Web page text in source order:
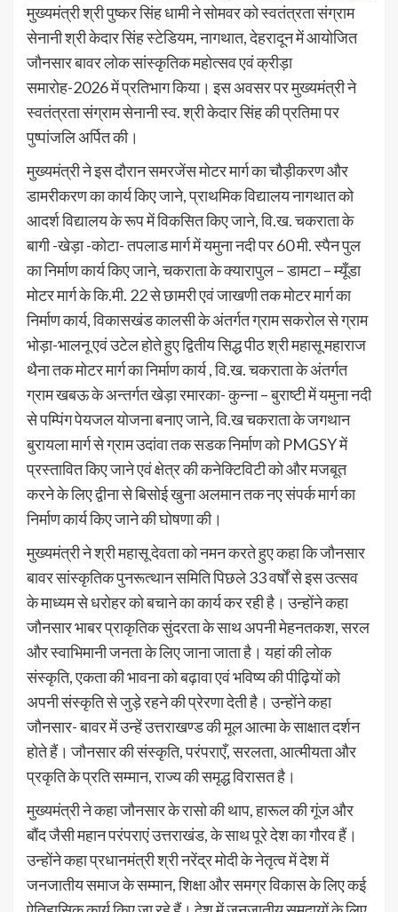
मुख्यमंत्री श्री पुष्कर सिंह धामी ने सोमवर को स्वतंत्रता संग्राम
सेनानी श्री केदार सिंह स्टेडियम, नागथात, देहरादून में आयोजित
जौनसार बावर लोक सांस्कृतिक महोत्सव एवं क्रीड़ा
समारोह-2026 में प्रतिभाग किया। इस अवसर पर मुख्यमंत्री ने
स्वतंत्रता संग्राम सेनानी स्व. श्री केदार सिंह की प्रतिमा पर
पुष्पांजलि अर्पित की।
मुख्यमंत्री ने इस दौरान समरजेंस मोटर मार्ग का चौड़ीकरण और
डामरीकरण का कार्य किए जाने, प्राथमिक विद्यालय नागथात को
आदर्श विद्यालय के रूप में विकसित किए जाने, वि.ख. चकराता के
बागी -खेड़ा -कोटा- तपलाड मार्ग में यमुना नदी पर 60 मी. स्पैन पुल
का निर्माण कार्य किए जाने, चकराता के क्यारापुल – डामटा – म्यूँडा
मोटर मार्ग के कि.मी. 22 से छामरी एवं जाखणी तक मोटर मार्ग का
निर्माण कार्य, विकासखंड कालसी के अंतर्गत ग्राम सकरोल से ग्राम
भोड़ा-भालनू एवं उटेल होते हुए द्वितीय सिद्ध पीठ श्री महासू महाराज
थैना तक मोटर मार्ग का निर्माण कार्य , वि.ख. चकराता के अंतर्गत
ग्राम खबऊ के अन्तर्गत खेड़ा रमारका- कुन्ना – बुराष्टी में यमुना नदी
से पम्पिंग पेयजल योजना बनाए जाने, वि.ख चकराता के जगथान
बुरायला मार्ग से ग्राम उदांवा तक सडक निर्माण को PMGSY में
प्रस्तावित किए जाने एवं क्षेत्र की कनेक्टिविटी को और मजबूत
करने के लिए द्वीना से बिसोई खुना अलमान तक नए संपर्क मार्ग का
निर्माण कार्य किए जाने की घोषणा की।
मुख्यमंत्री ने श्री महासू देवता को नमन करते हुए कहा कि जौनसार
बावर सांस्कृतिक पुनरूत्थान समिति पिछले 33 वर्षों से इस उत्सव
के माध्यम से धरोहर को बचाने का कार्य कर रही है। उन्होंने कहा
जौनसार भाबर प्राकृतिक सुंदरता के साथ अपनी मेहनतकश, सरल
और स्वाभिमानी जनता के लिए जाना जाता है। यहां की लोक
संस्कृति, एकता की भावना को बढ़ावा एवं भविष्य की पीढ़ियों को
अपनी संस्कृति से जुड़े रहने की प्रेरणा देती है। उन्होंने कहा
जौनसार- बावर में उन्हें उत्तराखण्ड की मूल आत्मा के साक्षात दर्शन
होते हैं। जौनसार की संस्कृति, परंपराएँ, सरलता, आत्मीयता और
प्रकृति के प्रति सम्मान, राज्य की समृद्ध विरासत है।
मुख्यमंत्री ने कहा जौनसार के रासो की थाप, हारूल की गूंज और
बौंद जैसी महान परंपराएं उत्तराखंड, के साथ पूरे देश का गौरव हैं।
उन्होंने कहा प्रधानमंत्री श्री नरेंद्र मोदी के नेतृत्व में देश में
जनजातीय समाज के सम्मान, शिक्षा और समग्र विकास के लिए कई